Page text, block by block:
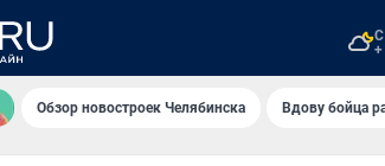
Обзор новостроек Челябинска Вдову бойца